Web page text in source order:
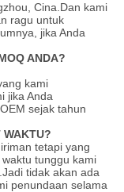
Cina.Dan kami
ragu untuk
jika Anda
ANDA?
kami
jika Anda
sejak tahun
WAKTU?
tetapi yang
tunggu kami
tidak akan ada
penundaan selama